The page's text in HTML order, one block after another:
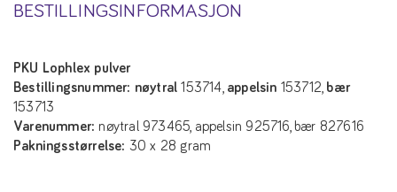
BESTILLINGSINFORMASJON
PKU Lophlex pulver
Bestillingsnummer: nøytral 153714, appelsin 153712, bær
153713
Varenummer: nøytral 973465, appelsin 925716, bær 827616
Pakningsstørrelse: 30 x 28 gram